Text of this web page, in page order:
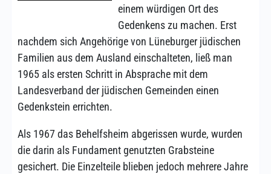
einem würdigen Ort des
Gedenkens zu machen. Erst
nachdem sich Angehörige von Lüneburger jüdischen
Familien aus dem Ausland einschalteten, ließ man
1965 als ersten Schritt in Absprache mit dem
Landesverband der jüdischen Gemeinden einen
Gedenkstein errichten.
Als 1967 das Behelfsheim abgerissen wurde, wurden
die darin als Fundament genutzten Grabsteine
gesichert. Die Einzelteile blieben jedoch mehrere Jahre